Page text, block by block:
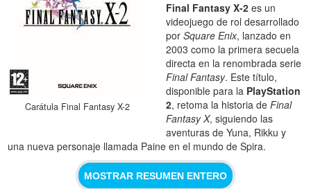
Carátula Final Fantasy X-2
Final Fantasy X-2 es un
videojuego de rol desarrollado
porSquare Enix, lanzado en
2003 como la primera secuela
directa en la renombrada serie
Final Fantasy. Este título,
disponible para la PlayStation
2, retoma la historia deFinal
Fantasy X, siguiendo las
aventuras de Yuna, Rikku y
una nueva personaje llamada Paine en el mundo de Spira.
MOSTRAR RESUMEN ENTERO